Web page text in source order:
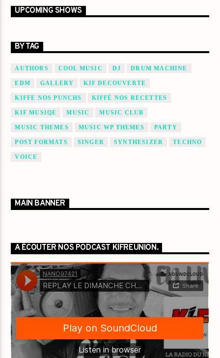
UPCOMING SHOWS
BY TAG
AUTHORS COOL MUSIC DJ DRUM MACHINE
EDM GALLERY KIF DECOUVERTE
KIFFE NOS PUNCHS KIFFÉ NOS RECETTES
KIF MUSIQE MUSIC MUSIC CLUB
MUSIC THEMES MUSIC WP THEMES PARTY
POST FORMATS SINGER SYNTHESIZER TECHNO
VOICE
MAIN BANNER
A ÉCOUTER NOS PODCAST KIFREUNION.